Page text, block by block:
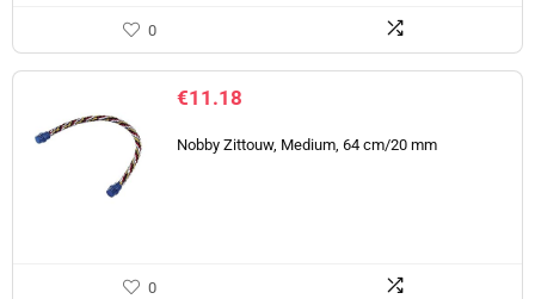
0
€11.18
Nobby Zittouw, Medium, 64 cm/20 mm
0